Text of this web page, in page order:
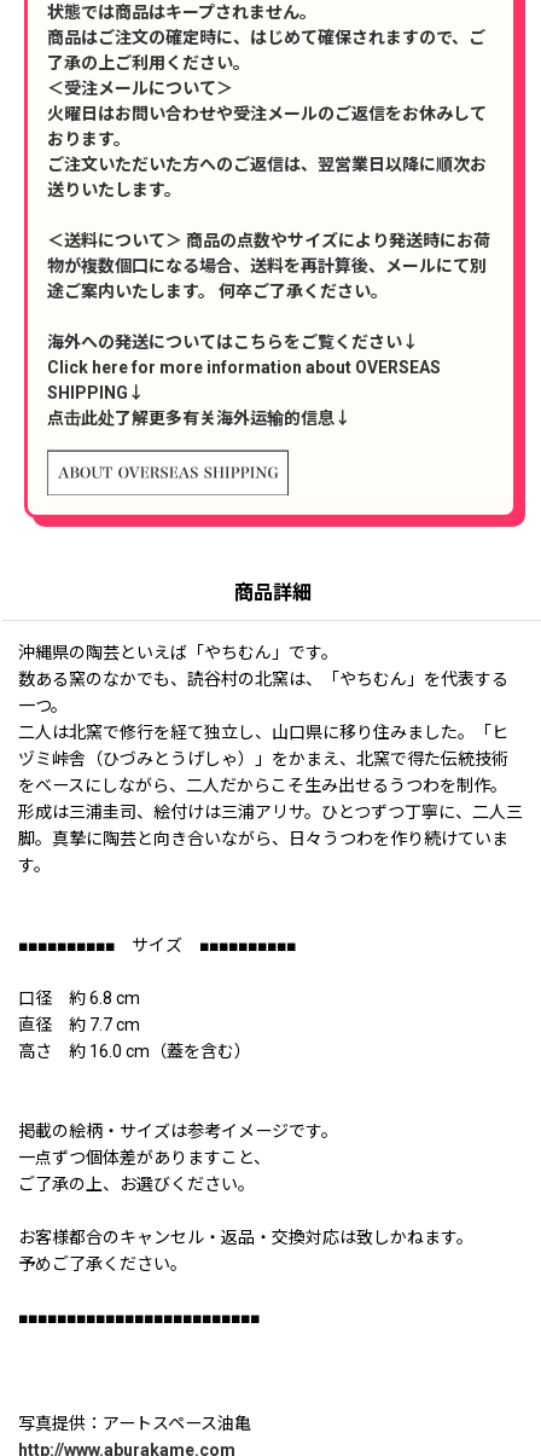
状態では商品はキープされません。
商品はご注文の確定時に、はじめて確保されますので、ご
了承の上ご利用ください。
＜受注メールについて＞
火曜日はお問い合わせや受注メールのご返信をお休みして
おります。
ご注文いただいた方へのご返信は、翌営業日以降に順次お
送りいたします。
＜送料について＞ 商品の点数やサイズにより発送時にお荷
物が複数個口になる場合、送料を再計算後、メールにて別
途ご案内いたします。 何卒ご了承ください。
海外への発送についてはこちらをご覧ください↓
Click here for more information about OVERSEAS
SHIPPING↓
点击此处了解更多有关海外运输的信息↓
商品詳細
沖縄県の陶芸といえば「やちむん」です。
数ある窯のなかでも、読谷村の北窯は、「やちむん」を代表する
一つ。
二人は北窯で修行を経て独立し、山口県に移り住みました。「ヒ
ヅミ峠舎（ひづみとうげしゃ）」をかまえ、北窯で得た伝統技術
をベースにしながら、二人だからこそ生み出せるうつわを制作。
形成は三浦圭司、絵付けは三浦アリサ。ひとつずつ丁寧に、二人三
脚。真摯に陶芸と向き合いながら、日々うつわを作り続けていま
す。
■■■■■■■■■■ サイズ ■■■■■■■■■■
口径 約 6.8 cm
直径 約 7.7 cm
高さ 約 16.0 cm（蓋を含む）
掲載の絵柄・サイズは参考イメージです。
一点ずつ個体差がありますこと、
ご了承の上、お選びください。
お客様都合のキャンセル・返品・交換対応は致しかねます。
予めご了承ください。
■■■■■■■■■■■■■■■■■■■■■■■■■
写真提供：アートスペース油亀
http://www.aburakame.com